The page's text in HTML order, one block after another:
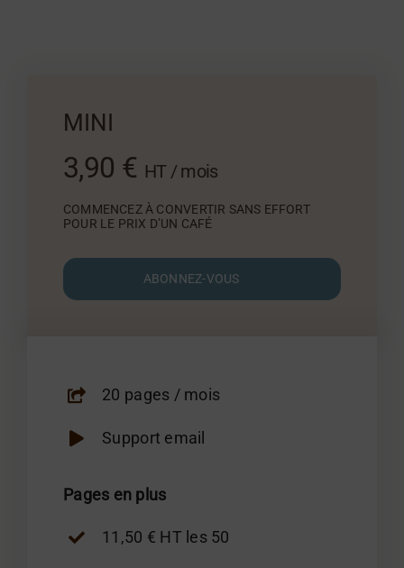
MINI
3,90 € HT / mois
COMMENCEZ À CONVERTIR SANS EFFORT
POUR LE PRIX D’UN CAFÉ
ABONNEZ-VOUS
20 pages / mois
Support email
Pages en plus
11,50 € HT les 50